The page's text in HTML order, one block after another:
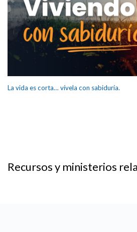
La vida es corta… vívela con sabiduría.
Recursos y ministerios